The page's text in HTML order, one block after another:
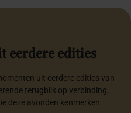
eerdere edities
uit eerdere edities van
terugblik op verbinding,
deze avonden kenmerken.